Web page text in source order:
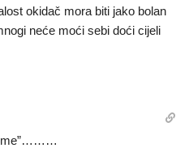
okidač mora biti jako bolan
neće moći sebi doći cijeli